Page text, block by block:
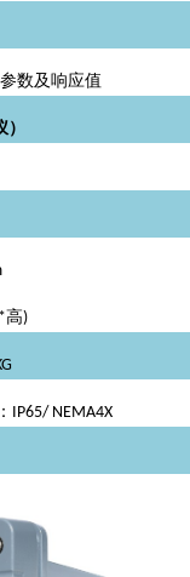
数及响应值
*高)
IP65/ NEMA4X